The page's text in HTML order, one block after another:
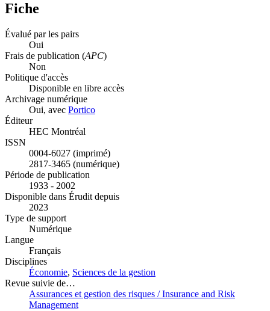
Fiche
Évalué par les pairs
Oui
Frais de publication (APC)
Non
Politique d'accès
Disponible en libre accès
Archivage numérique
Oui, avec Portico
Éditeur
HEC Montréal
ISSN
0004-6027 (imprimé)
2817-3465 (numérique)
Période de publication
1933 - 2002
Disponible dans Érudit depuis
2023
Type de support
Numérique
Langue
Français
Disciplines
Économie, Sciences de la gestion
Revue suivie de…
Assurances et gestion des risques / Insurance and Risk
Management